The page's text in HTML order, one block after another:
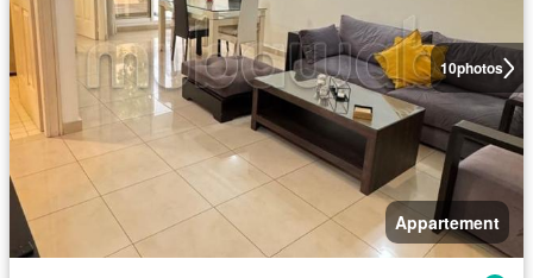
10photos
Appartement